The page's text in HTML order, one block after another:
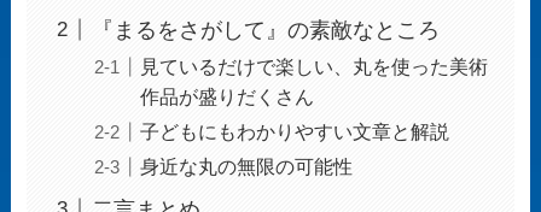
『まるをさがして』の素敵なところ
見ているだけで楽しい、丸を使った美術
作品が盛りだくさん
子どもにもわかりやすい文章と解説
身近な丸の無限の可能性